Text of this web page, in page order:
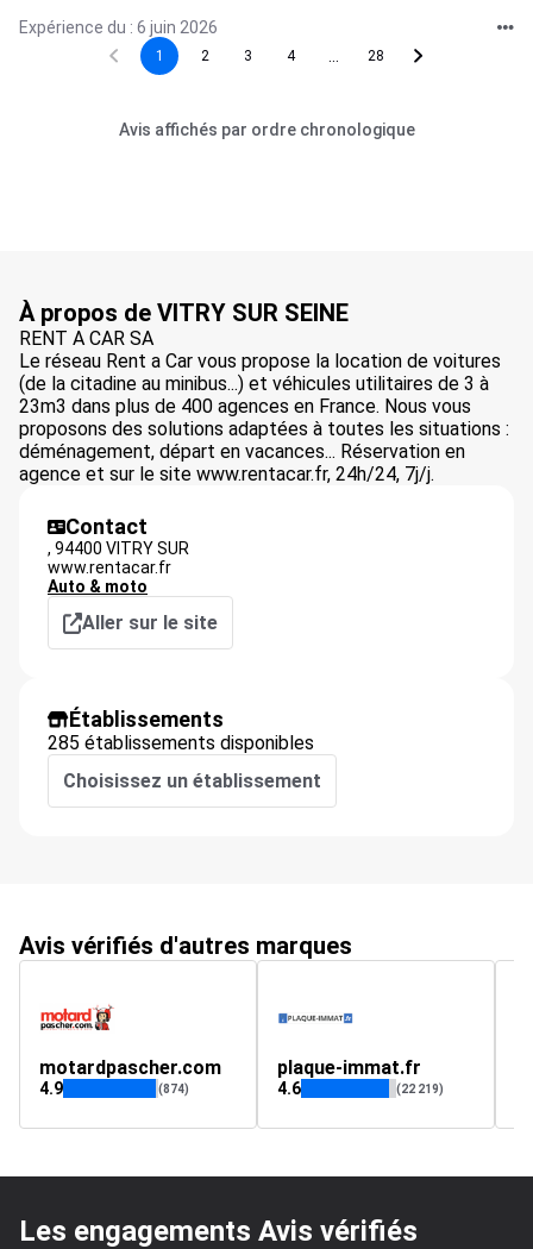
Expérience du : 6 juin 2026
1 2 3 4 28
Avis affichés par ordre chronologique
À propos de VITRY SUR SEINE
RENT A CAR SA
Le réseau Rent a Car vous propose la location de voitures
(de la citadine au minibus...) et véhicules utilitaires de 3 à
23m3 dans plus de 400 agences en France. Nous vous
proposons des solutions adaptées à toutes les situations :
déménagement, départ en vacances... Réservation en
agence et sur le site www.rentacar.fr, 24h/24, 7j/j.
Contact
, 94400 VITRY SUR
www.rentacar.fr
Auto & moto
Aller sur le site
Établissements
285 établissements disponibles
Choisissez un établissement
Avis vérifiés d'autres marques
motardpascher.com
4.9 (874)
plaque-immat.fr
4.6 (22 219)
Les engagements Avis vérifiés